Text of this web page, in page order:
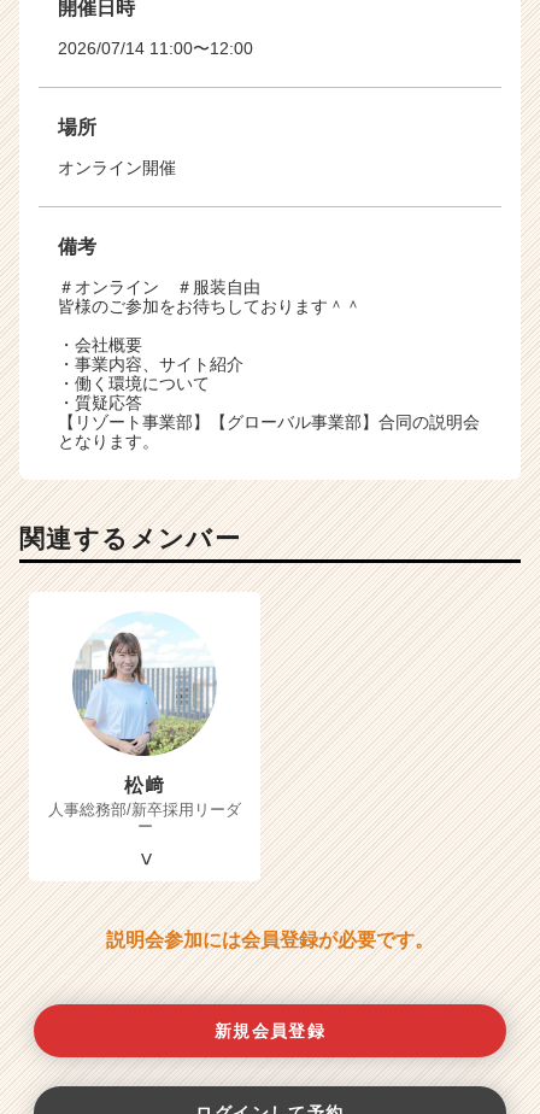
開催日時
2026/07/14 11:00〜12:00
場所
オンライン開催
備考
＃オンライン ＃服装自由
皆様のご参加をお待ちしております＾＾
・会社概要
・事業内容、サイト紹介
・働く環境について
・質疑応答
【リゾート事業部】【グローバル事業部】合同の説明会
となります。
関連するメンバー
松﨑
人事総務部/新卒採用リーダ
ー
説明会参加には会員登録が必要です。
新規会員登録